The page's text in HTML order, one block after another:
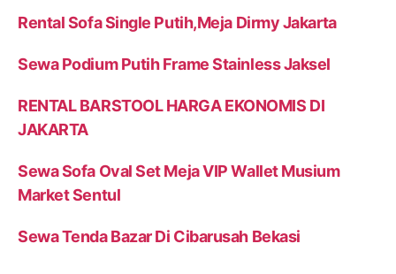
Rental Sofa Single Putih,Meja Dirmy Jakarta
Sewa Podium Putih Frame Stainless Jaksel
RENTAL BARSTOOL HARGA EKONOMIS DI
JAKARTA
Sewa Sofa Oval Set Meja VIP Wallet Musium
Market Sentul
Sewa Tenda Bazar Di Cibarusah Bekasi